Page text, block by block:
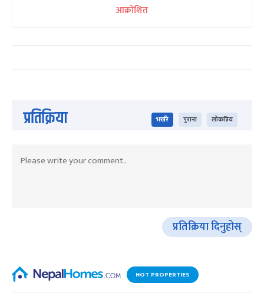
आक्रोशित
प्रतिक्रिया भर्खरै पुराना लोकप्रिय
प्रतिक्रिया दिनुहोस्
HOT PROPERTIES